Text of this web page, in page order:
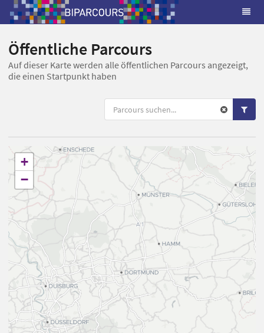
Öffentliche Parcours
Auf dieser Karte werden alle öffentlichen Parcours angezeigt,
die einen Startpunkt haben
+
−